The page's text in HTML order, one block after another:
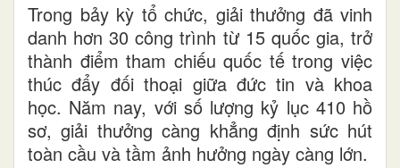
Trong bảy kỳ tổ chức, giải thưởng đã vinh
danh hơn 30 công trình từ 15 quốc gia, trở
thành điểm tham chiếu quốc tế trong việc
thúc đẩy đối thoại giữa đức tin và khoa
học. Năm nay, với số lượng kỷ lục 410 hồ
sơ, giải thưởng càng khẳng định sức hút
toàn cầu và tầm ảnh hưởng ngày càng lớn.